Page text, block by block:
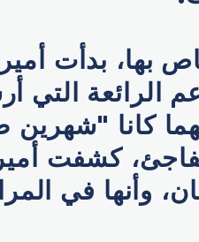
بها، بدأت
الرائعة التي
كانا "شهرين
كشفت
في